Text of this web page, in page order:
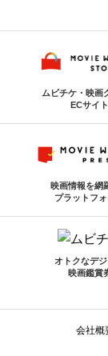
ムビチケ・映画
ECサイト
映画情報を網
プラットフ
オトクなデ
映画鑑賞
会社概